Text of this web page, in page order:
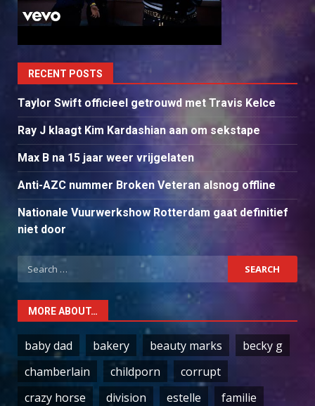
RECENT POSTS
Taylor Swift officieel getrouwd met Travis Kelce
Ray J klaagt Kim Kardashian aan om sekstape
Max B na 15 jaar weer vrijgelaten
Anti-AZC nummer Broken Veteran alsnog offline
Nationale Vuurwerkshow Rotterdam gaat definitief
niet door
Search
for:
MORE ABOUT…
baby dad bakery beauty marks
becky g
chamberlain
childporn
corrupt
crazy horse
division estelle
familie